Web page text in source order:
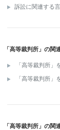
訴訟に関連する
「高等裁判所」の関
「高等裁判所
「高等裁判所」
「高等裁判所」の関